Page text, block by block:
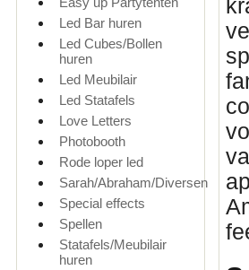
Led Bar huren
Led Cubes/Bollen
huren
Led Meubilair
Led Statafels
Love Letters
Photobooth
Rode loper led
Sarah/Abraham/Diversen
Special effects
Spellen
Statafels/Meubilair
huren